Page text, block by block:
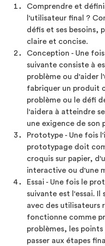
Comprendre et
l'utilisateur final ?
défis et ses besoins,
claire et concise.
Conception - Une
suivante consiste à
problème ou d'aider
fabriquer un produit
problème ou le défi
l'aidera à atteindre
une exigence de son
Prototype - Une fois
prototypage doit
croquis sur papier,
interactive ou d'une
Essai - Une fois le
suivante est l'essai.
avec des utilisateurs
fonctionne comme
problèmes, les
passer aux étapes